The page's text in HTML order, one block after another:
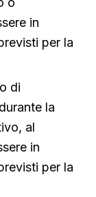
in
per la
di
la
al
in
per la